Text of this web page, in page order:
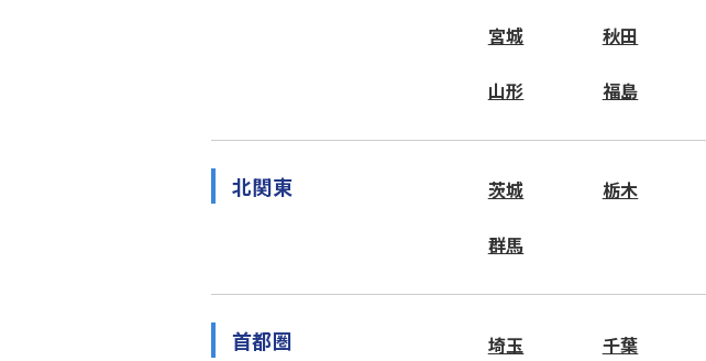
宮城 秋田
山形 福島
北関東 茨城 栃木
群馬
首都圏 埼玉 千葉